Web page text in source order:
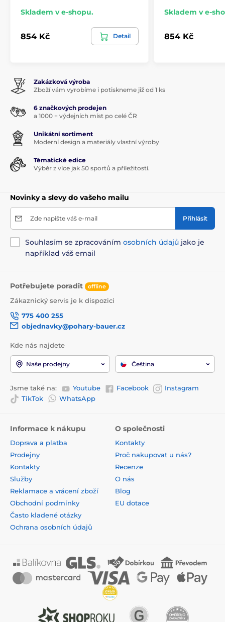
Skladem v e-shopu.
854 Kč Detail
Skladem v e-
854 Kč
Zakázková výroba
Zboží vám vyrobíme i potiskneme již od 1 ks
6 značkových prodejen
a 1000 + výdejních míst po celé ČR
Unikátní sortiment
Moderní design a materiály vlastní výroby
Tématické edice
Výběr z více jak 50 sportů a příležitostí.
Novinky a slevy do vašeho mailu
Zde napište váš e-mail Přihlásit
Souhlasím se zpracováním osobních údajů jako je
například váš email
Potřebujete poradit offline
Zákaznický servis je k dispozici
775 400 255
objednavky@pohary-bauer.cz
Kde nás najdete
Naše prodejny Čeština
Jsme také na: Youtube Facebook
Instagram
TikTok
WhatsApp
Informace k nákupu
Doprava a platba
Prodejny
Kontakty
Služby
Reklamace a vrácení zboží
Obchodní podmínky
Často kladené otázky
Ochrana osobních údajů
O společnosti
Kontakty
Proč nakupovat u nás?
Recenze
O nás
Blog
EU dotace